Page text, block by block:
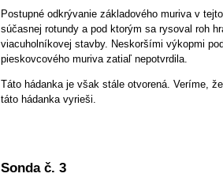
Postupné odkrývanie základového muriva v
súčasnej rotundy a pod ktorým sa rysoval roh
viacuholníkovej stavby. Neskoršími výkopmi
pieskovcového muriva zatiaľ nepotvrdila.
Táto hádanka je však stále otvorená. Veríme,
táto hádanka vyrieši.
Sonda č. 3